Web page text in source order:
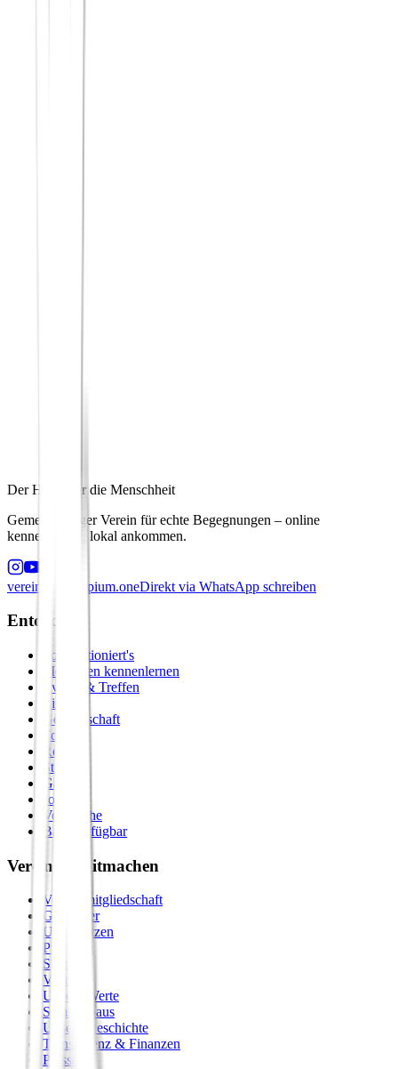
Der Hafen für die Menschheit
Gemeinnütziger Verein für echte Begegnungen – online
kennenlernen, lokal ankommen.
verein@principium.oneDirekt via WhatsApp schreiben
Entdecken
So funktioniert's
Menschen kennenlernen
Events & Treffen
Zirkel
Gemeinschaft
Formate
Retreats
Städte
Galerie
Journal
Vergleiche
Bald verfügbar
Verein & Mitmachen
Vereinsmitgliedschaft
Gastgeber
Unterstützen
Premium
Shop
Vision
Unsere Werte
Seminarhaus
Unsere Geschichte
Transparenz & Finanzen
Presse